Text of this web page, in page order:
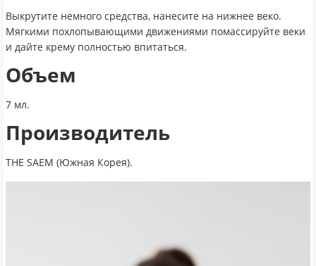
Выкрутите немного средства, нанесите на нижнее веко.
Мягкими похлопывающими движениями помассируйте веки
и дайте крему полностью впитаться.
Объем
7 мл.
Производитель
THE SAEM (Южная Корея).